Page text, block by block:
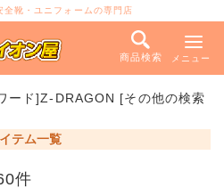
全靴・ユニフォームの専門店
商品検索 メニュー
ード]Z-DRAGON [その他の検索
テム一覧
件